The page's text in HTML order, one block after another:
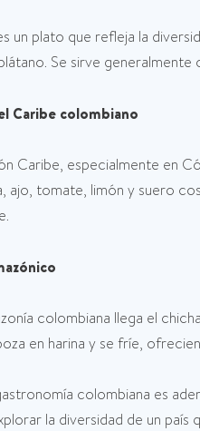
un plato que refleja la
Se sirve
Caribe colombiano
Caribe, especialmente en
ajo, tomate, limón y suero
colombiana llega el
en harina y se fríe,
colombiana es
la diversidad de un